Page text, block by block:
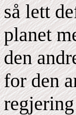
så lett
planet
den
for den